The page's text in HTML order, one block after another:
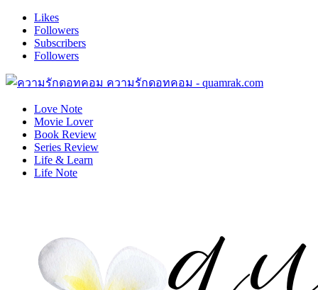
Likes
Followers
Subscribers
Followers
ความรักดอทคอม - quamrak.com
Love Note
Movie Lover
Book Review
Series Review
Life & Learn
Life Note